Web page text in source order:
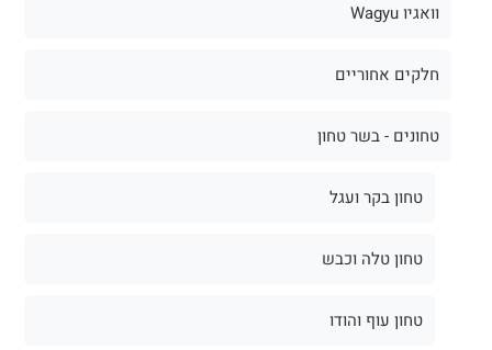
וואגיו Wagyu
חלקים אחוריים
טחונים - בשר טחון
טחון בקר ועגל
טחון טלה וכבש
טחון עוף והודו